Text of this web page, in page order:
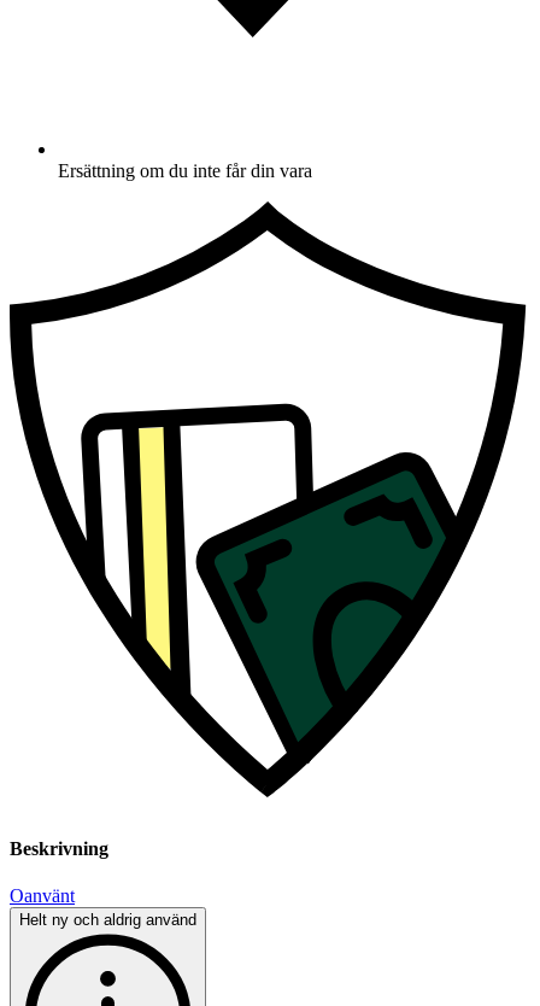
Ersättning om du inte får din vara
Beskrivning
Oanvänt
Helt ny och aldrig använd